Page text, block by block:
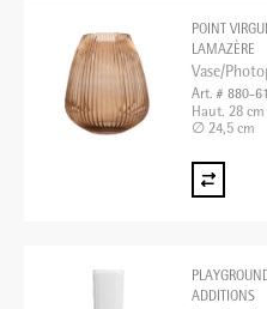
POINT
LAMAZÈRE
Vase/
Art. # 880-
Haut. 28 cm
∅ 24,5 cm
ADDITIONS